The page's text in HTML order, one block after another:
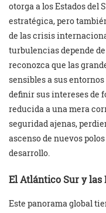
otorga a los Estados del
estratégica, pero
de las crisis
turbulencias depende
reconozca que las
sensibles a sus
definir sus intereses de
reducida a una mera
seguridad ajenas,
ascenso de nuevos
desarrollo.
El Atlántico Sur y las
Este panorama global